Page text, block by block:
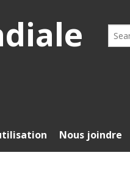
Search
for:
Nous joindre